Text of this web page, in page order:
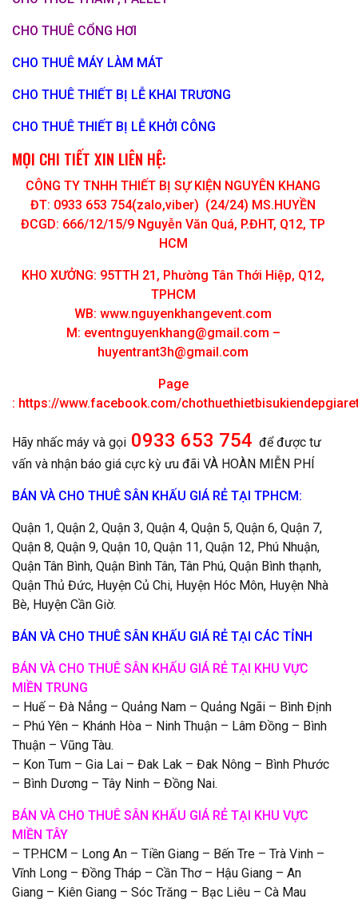
CHO THUÊ CỔNG HƠI
CHO THUÊ MÁY LÀM MÁT
CHO THUÊ THIẾT BỊ LỄ KHAI TRƯƠNG
CHO THUÊ THIẾT BỊ LỄ KHỞI CÔNG
MỌI CHI TIẾT XIN LIÊN HỆ:
CÔNG TY TNHH THIẾT BỊ SỰ KIỆN NGUYÊN KHANG
ĐT: 0933 653 754(zalo,viber) (24/24) MS.HUYỀN
ĐCGD: 666/12/15/9 Nguyễn Văn Quá, P.ĐHT, Q12, TP
HCM
KHO XƯỞNG: 95TTH 21, Phường Tân Thới Hiệp, Q12,
TPHCM
WB: www.nguyenkhangevent.com
M: eventnguyenkhang@gmail.com –
huyentrant3h@gmail.com
Page
: https://www.facebook.com/
Hãy nhấc máy và gọi 0933 653 754 để được tư
vấn và nhận báo giá cực kỳ ưu đãi VÀ HOÀN MIỄN PHÍ
BÁN VÀ CHO THUÊ SÂN KHẤU GIÁ RẺ TẠI TPHCM:
Quận 1, Quận 2, Quận 3, Quận 4, Quận 5, Quận 6, Quận 7,
Quận 8, Quận 9, Quận 10, Quận 11, Quận 12, Phú Nhuận,
Quận Tân Bình, Quận Bình Tân, Tân Phú, Quận Bình thạnh,
Quận Thủ Đức, Huyện Củ Chi, Huyện Hóc Môn, Huyện Nhà
Bè, Huyện Cần Giờ.
BÁN VÀ CHO THUÊ SÂN KHẤU GIÁ RẺ TẠI CÁC TỈNH
BÁN VÀ CHO THUÊ SÂN KHẤU GIÁ RẺ TẠI KHU VỰC
MIỀN TRUNG
– Huế – Đà Nẳng – Quảng Nam – Quảng Ngãi – Bình Định
– Phú Yên – Khánh Hòa – Ninh Thuận – Lâm Đồng – Bình
Thuận – Vũng Tàu.
– Kon Tum – Gia Lai – Đak Lak – Đak Nông – Bình Phước
– Bình Dương – Tây Ninh – Đồng Nai.
BÁN VÀ CHO THUÊ SÂN KHẤU GIÁ RẺ TẠI KHU VỰC
MIỀN TÂY
– TP.HCM – Long An – Tiền Giang – Bến Tre – Trà Vinh –
Vĩnh Long – Đồng Tháp – Cần Thơ – Hậu Giang – An
Giang – Kiên Giang – Sóc Trăng – Bạc Liêu – Cà Mau